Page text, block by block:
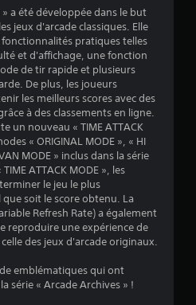
t
o
i
l
e
s
s
u
r
5
a été développée dans le but
jeux d'arcade classiques. Elle
pratiques telles
et d'affichage, une fonction
de tir rapide et plusieurs
De plus, les joueurs
les meilleurs scores avec des
à des classements en ligne.
un nouveau « TIME ATTACK
« ORIGINAL MODE », « HI
MODE » inclus dans la série
ATTACK MODE », les
le jeu le plus
soit le score obtenu. La
Refresh Rate) a également
reproduire une expérience de
des jeux d'arcade originaux.
emblématiques qui ont
série « Arcade Archives » !